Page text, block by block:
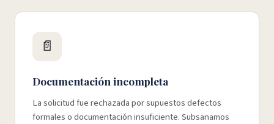
📄
Documentación incompleta
La solicitud fue rechazada por supuestos defectos
formales o documentación insuficiente. Subsanamos